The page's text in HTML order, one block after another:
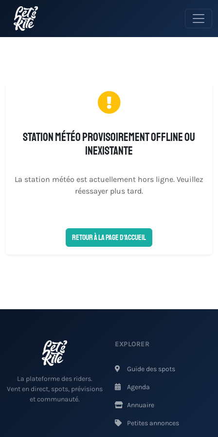
Station météo provisoirement offline ou
inexistante
La station météo est actuellement hors ligne. Veuillez
réessayer plus tard.
Retour à la page d'accueil
La plateforme des riders.
Vent en direct, spots, prévisions
et communauté.
EXPLORER
Guide des spots
Agenda
Annuaire
Petites annonces